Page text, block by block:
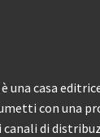
una casa
con una
di